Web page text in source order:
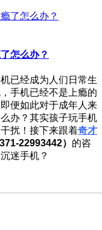
怎么办？
已经成为人们日常生
手机已经不是上瘾的
便如此对于成年人来
办？其实孩子玩手机
扰！接下来跟着奇才
22993442） 的咨
迷手机？